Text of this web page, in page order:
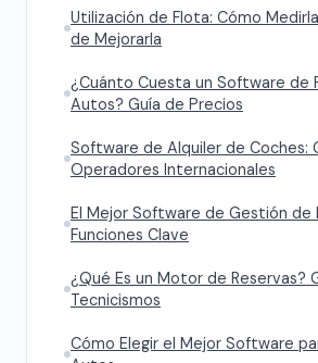
Utilización de Flota: Cómo
de Mejorarla
¿Cuánto Cuesta un Software de
Autos? Guía de Precios
Software de Alquiler de Coches:
Operadores Internacionales
El Mejor Software de Gestión de
Funciones Clave
¿Qué Es un Motor de Reservas?
Tecnicismos
Cómo Elegir el Mejor Software